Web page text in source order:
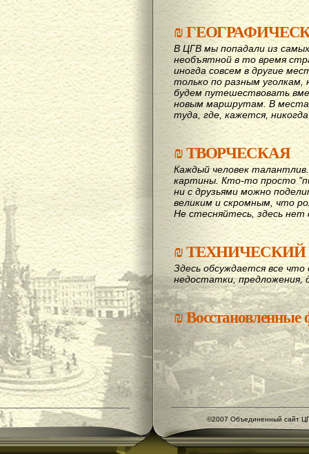
₪
В ЦГВ мы попадали из
необъятной в то время
иногда совсем в другие
только по разным
будем путешествовать
новым маршрутам. В
туда, где, кажется,
₪ТВОРЧЕСКАЯ
Каждый человек
картины. Кто-то просто
ни с друзьями можно
великим и скромным, что
Не стесняйтесь, здесь нет
₪ТЕХНИЧЕСКИЙ
Здесь обсуждается все
недостатки, предложения,
₪
©2007 Объединенный сайт